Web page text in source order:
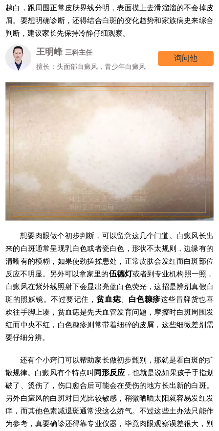
越白，跟周围正常皮肤界线分明，表面摸上去滑溜溜的不会掉皮
屑。要想明确诊断，还得结合白斑的变化趋势和家族病史来综合
判断，建议家长先保持冷静仔细观察。
王明峰 三科主任
擅长：头面部白癜风，青少年白癜风
询问他
想要肉眼做个初步判断，可以留意这几个门道。白癜风长出
来的白斑通常呈现乳白色或者瓷白色，形状不太规则，边缘有的
清晰有的模糊，如果使劲搓揉患处，正常皮肤会发红而白斑部位
反应不明显。另外可以拿家里的伍德灯或者到专业机构照一照，
白癜风在紫外线照射下会显出亮蓝白色荧光，这招是辨别真假白
斑的照妖镜。不过要记住，贫血痣 白色糠疹这些冒牌货也喜
欢往手脚上凑，贫血痣是先天血管发育问题，摩擦时白斑周围发
红而中央不红，白色糠疹则常带着细碎的皮屑，这些细微差别需
要仔细分辨。
还有个小窍门可以帮助家长做初步甄别，那就是看白斑的扩
散规律。白癜风有个特点叫 同形反应 ，也就是说如果孩子手指划
破了、烫伤了，伤口愈合后可能会在受伤的地方长出新的白斑。
另外白癜风的白斑对日光比较敏感，稍微晒晒太阳就容易发红发
痒，而其他色素减退斑通常没这么娇气。不过这些土办法只能作
为参考，真要确诊还得靠专业仪器，毕竟肉眼观察误差很大，别